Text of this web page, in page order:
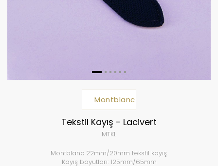
Montblanc
Tekstil Kayış - Lacivert
MTKL
Montblanc 22mm/20mm tekstil kayış.
Kayış boyutları: 125mm/65mm